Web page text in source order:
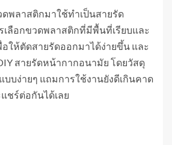
ดพลาสติกมาใช้ทำเป็นสายรัด
ลือกขวดพลาสติกที่มีพื้นที่เรียบและ
ให้ตัดสายรัดออกมาได้ง่ายขึ้น และ
สายรัดหน้ากากอนามัย โดยวัสดุ
บบง่ายๆ แถมการใช้งานยังดีเกินคาด
ชร์ต่อกันได้เลย